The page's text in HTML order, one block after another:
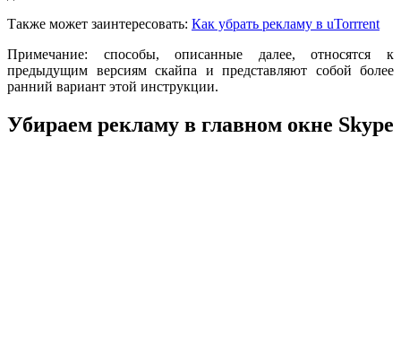
Также может заинтересовать: Как убрать рекламу в uTorrrent
Примечание: способы, описанные далее, относятся к
предыдущим версиям скайпа и представляют собой более
ранний вариант этой инструкции.
Убираем рекламу в главном окне Skype